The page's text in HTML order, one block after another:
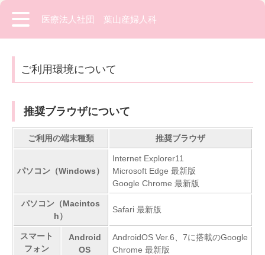
医療法人社団 葉山産婦人科
ご利用環境について
推奨ブラウザについて
ご利用の端末種類 推奨ブラウザ
パソコン（Windows）
Internet Explorer11
Microsoft Edge 最新版
Google Chrome 最新版
パソコン（Macintos
h）
Safari 最新版
スマート
フォン
Android
OS
AndroidOS Ver.6、7に搭載のGoogle
Chrome 最新版